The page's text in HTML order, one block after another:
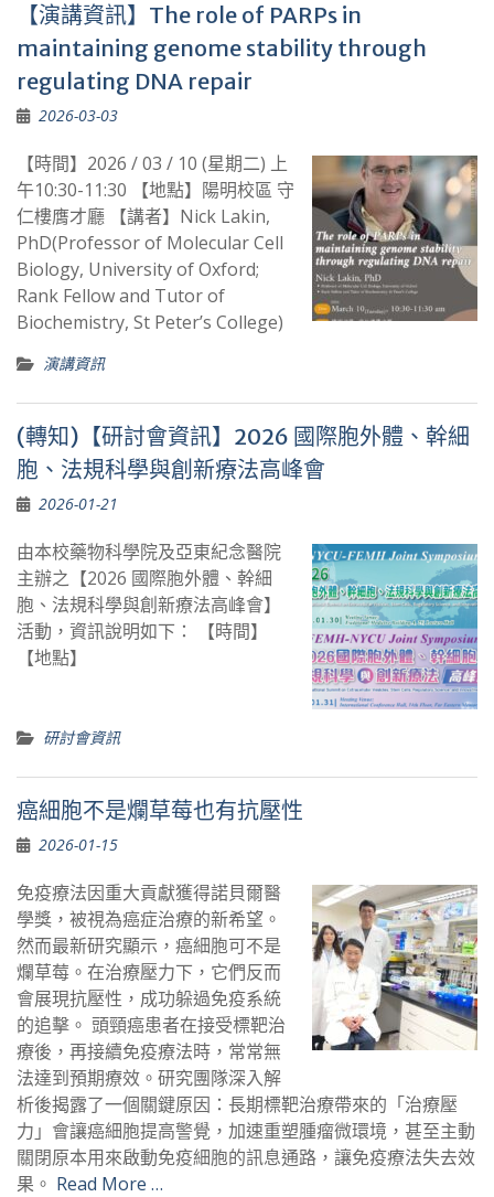
【演講資訊】The role of PARPs in
maintaining genome stability through
regulating DNA repair
2026-03-03
【時間】2026 / 03 / 10 (星期二) 上
午10:30-11:30 【地點】陽明校區 守
仁樓膺才廳 【講者】Nick Lakin,
PhD(Professor of Molecular Cell
Biology, University of Oxford;
Rank Fellow and Tutor of
Biochemistry, St Peter’s College)
演講資訊
(轉知)【研討會資訊】2026 國際胞外體、幹細
胞、法規科學與創新療法高峰會
2026-01-21
由本校藥物科學院及亞東紀念醫院
主辦之【2026 國際胞外體、幹細
胞、法規科學與創新療法高峰會】
活動，資訊說明如下： 【時間】
【地點】
研討會資訊
癌細胞不是爛草莓也有抗壓性
2026-01-15
免疫療法因重大貢獻獲得諾貝爾醫
學獎，被視為癌症治療的新希望。
然而最新研究顯示，癌細胞可不是
爛草莓。在治療壓力下，它們反而
會展現抗壓性，成功躲過免疫系統
的追擊。 頭頸癌患者在接受標靶治
療後，再接續免疫療法時，常常無
法達到預期療效。研究團隊深入解
析後揭露了一個關鍵原因：長期標靶治療帶來的「治療壓
力」會讓癌細胞提高警覺，加速重塑腫瘤微環境，甚至主動
關閉原本用來啟動免疫細胞的訊息通路，讓免疫療法失去效
果。 Read More …